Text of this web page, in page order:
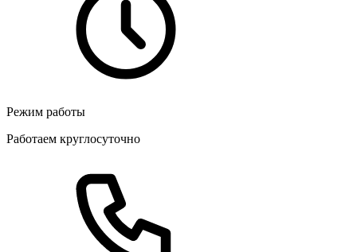
Режим работы
Работаем круглосуточно